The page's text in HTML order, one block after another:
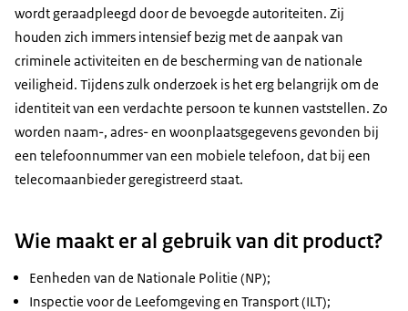
wordt geraadpleegd door de bevoegde autoriteiten. Zij
houden zich immers intensief bezig met de aanpak van
criminele activiteiten en de bescherming van de nationale
veiligheid. Tijdens zulk onderzoek is het erg belangrijk om de
identiteit van een verdachte persoon te kunnen vaststellen. Zo
worden naam-, adres- en woonplaatsgegevens gevonden bij
een telefoonnummer van een mobiele telefoon, dat bij een
telecomaanbieder geregistreerd staat.
Wie maakt er al gebruik van dit product?
Eenheden van de Nationale Politie (NP);
Inspectie voor de Leefomgeving en Transport (ILT);